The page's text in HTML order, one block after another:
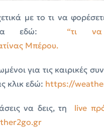
με το τι να
εδώ: “τι
Μπέρου.
για τις καιρικές
κλικ εδώ: https://
να δεις, τη live